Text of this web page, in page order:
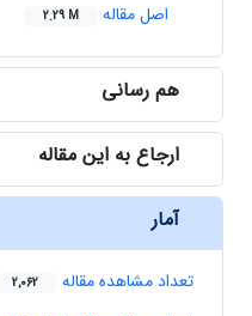
اصل مقاله
2.29 M
هم رسانی
ارجاع به این مقاله
آمار
تعداد مشاهده مقاله 2,062